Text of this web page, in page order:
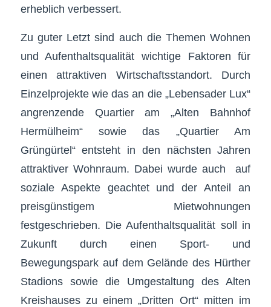
erheblich verbessert.
Zu guter Letzt sind auch die Themen Wohnen
und Aufenthaltsqualität wichtige Faktoren für
einen attraktiven Wirtschaftsstandort. Durch
Einzelprojekte wie das an die „Lebensader Lux“
angrenzende Quartier am „Alten Bahnhof
Hermülheim“ sowie das „Quartier Am
Grüngürtel“ entsteht in den nächsten Jahren
attraktiver Wohnraum. Dabei wurde auch auf
soziale Aspekte geachtet und der Anteil an
preisgünstigem Mietwohnungen
festgeschrieben. Die Aufenthaltsqualität soll in
Zukunft durch einen Sport- und
Bewegungspark auf dem Gelände des Hürther
Stadions sowie die Umgestaltung des Alten
Kreishauses zu einem „Dritten Ort“ mitten im